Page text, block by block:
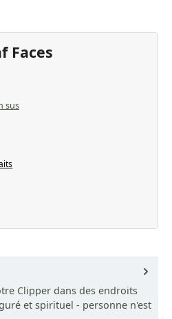
Faces
sus
Clipper dans des endroits
et spirituel - personne n'est